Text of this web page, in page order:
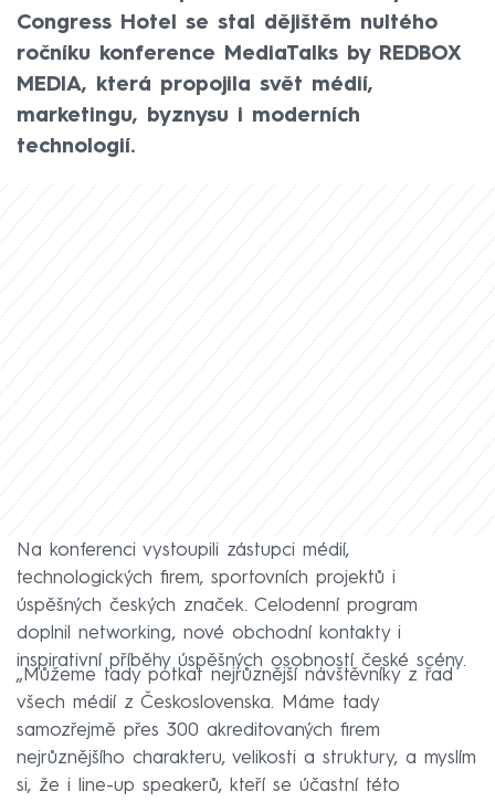
Congress Hotel se stal dějištěm nultého
ročníku konference MediaTalks by REDBOX
MEDIA, která propojila svět médií,
marketingu, byznysu i moderních
technologií.
Na konferenci vystoupili zástupci médií,
technologických firem, sportovních projektů i
úspěšných českých značek. Celodenní program
doplnil networking, nové obchodní kontakty i
inspirativní příběhy úspěšných osobností české scény.
„Můžeme tady potkat nejrůznější návštěvníky z řad
všech médií z Československa. Máme tady
samozřejmě přes 300 akreditovaných firem
nejrůznějšího charakteru, velikosti a struktury, a myslím
si, že i line-up speakerů, kteří se účastní této